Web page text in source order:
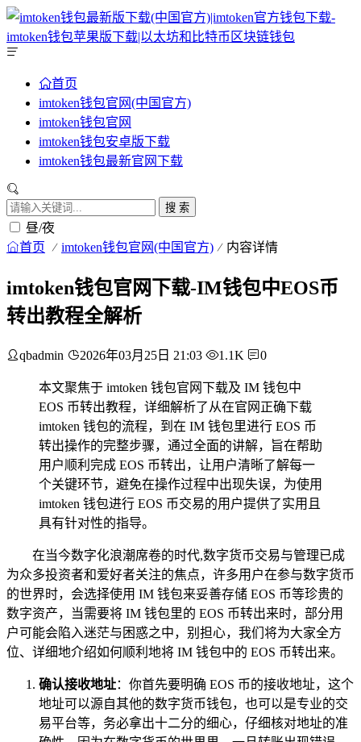
首页
imtoken钱包官网(中国官方)
imtoken钱包官网
imtoken钱包安卓版下载
imtoken钱包最新官网下载
搜 索
昼/夜
首页 imtoken钱包官网(中国官方) 内容详情
imtoken钱包官网下载-IM钱包中EOS币
转出教程全解析
qbadmin 2026年03月25日 21:03 1.1K 0
本文聚焦于 imtoken 钱包官网下载及 IM 钱包中
EOS 币转出教程，详细解析了从在官网正确下载
imtoken 钱包的流程，到在 IM 钱包里进行 EOS 币
转出操作的完整步骤，通过全面的讲解，旨在帮助
用户顺利完成 EOS 币转出，让用户清晰了解每一
个关键环节，避免在操作过程中出现失误，为使用
imtoken 钱包进行 EOS 币交易的用户提供了实用且
具有针对性的指导。
在当今数字化浪潮席卷的时代,数字货币交易与管理已成
为众多投资者和爱好者关注的焦点，许多用户在参与数字货币
的世界时，会选择使用 IM 钱包来妥善存储 EOS 币等珍贵的
数字资产，当需要将 IM 钱包里的 EOS 币转出来时，部分用
户可能会陷入迷茫与困惑之中，别担心，我们将为大家全方
位、详细地介绍如何顺利地将 IM 钱包中的 EOS 币转出来。
确认接收地址：你首先要明确 EOS 币的接收地址，这个
地址可以源自其他的数字货币钱包，也可以是专业的交
易平台等，务必拿出十二分的细心，仔细核对地址的准